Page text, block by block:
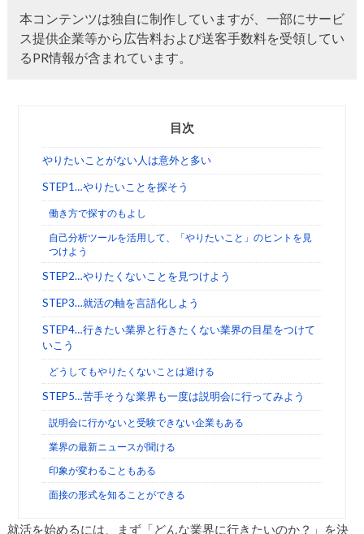
本コンテンツは独自に制作していますが、一部にサービ
ス提供企業等から広告料および送客手数料を受領してい
るPR情報が含まれています。
目次
やりたいことがない人は意外と多い
STEP1…やりたいことを探そう
働き方で探すのもよし
自己分析ツールを活用して、「やりたいこと」のヒントを見
つけよう
STEP2…やりたくないことを見つけよう
STEP3…就活の軸を言語化しよう
STEP4…行きたい業界と行きたくない業界の目星をつけて
いこう
どうしてもやりたくないことは避ける
STEP5…苦手そうな業界も一度は説明会に行ってみよう
説明会に行かないと受験できない企業もある
業界の最新ニュースが聞ける
印象が変わることもある
面接の形式を知ることができる
就活を始めるには、まず「どんな業界に行きたいのか？」を決